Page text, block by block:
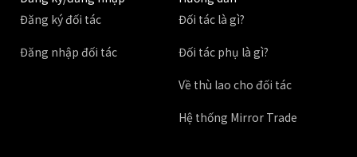
Đăng ký đối tác
Đăng nhập đối tác
Đối tác là gì?
Đối tác phụ là gì?
Về thù lao cho đối tác
Hệ thống Mirror Trade